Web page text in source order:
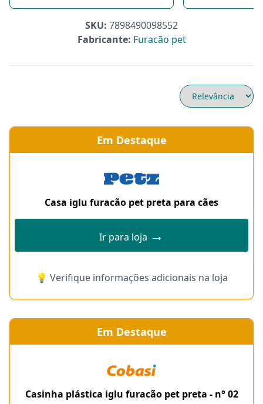
Tamanho 4
SKU: 7898490098552
Fabricante: Furacão pet
Em Destaque
Casa iglu furacão pet preta para cães
Ir para loja →
💡 Verifique informações adicionais na loja
Em Destaque
Casinha plástica iglu furacão pet preta - n° 02